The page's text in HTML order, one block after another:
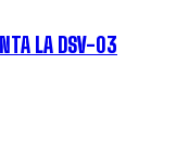
LA DSV-03